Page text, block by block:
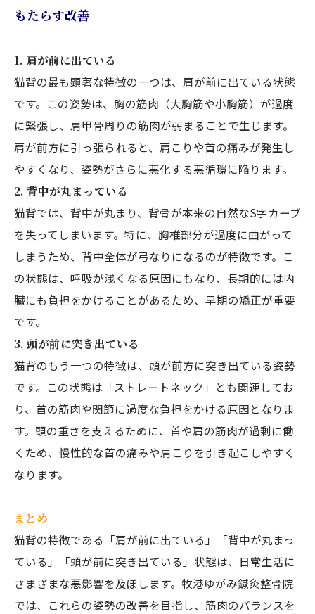
もたらす改善
1. 肩が前に出ている
猫背の最も顕著な特徴の一つは、肩が前に出ている状態
です。この姿勢は、胸の筋肉（大胸筋や小胸筋）が過度
に緊張し、肩甲骨周りの筋肉が弱まることで生じます。
肩が前方に引っ張られると、肩こりや首の痛みが発生し
やすくなり、姿勢がさらに悪化する悪循環に陥ります。
2. 背中が丸まっている
猫背では、背中が丸まり、背骨が本来の自然なS字カーブ
を失ってしまいます。特に、胸椎部分が過度に曲がって
しまうため、背中全体が弓なりになるのが特徴です。こ
の状態は、呼吸が浅くなる原因にもなり、長期的には内
臓にも負担をかけることがあるため、早期の矯正が重要
です。
3. 頭が前に突き出ている
猫背のもう一つの特徴は、頭が前方に突き出ている姿勢
です。この状態は「ストレートネック」とも関連してお
り、首の筋肉や関節に過度な負担をかける原因となりま
す。頭の重さを支えるために、首や肩の筋肉が過剰に働
くため、慢性的な首の痛みや肩こりを引き起こしやすく
なります。
まとめ
猫背の特徴である「肩が前に出ている」「背中が丸まっ
ている」「頭が前に突き出ている」状態は、日常生活に
さまざまな悪影響を及ぼします。牧港ゆがみ鍼灸整骨院
では、これらの姿勢の改善を目指し、筋肉のバランスを